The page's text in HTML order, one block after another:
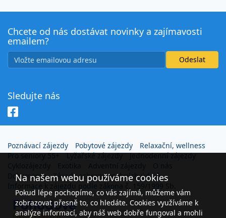
Chcete od nás dostávat novinky a zajímavosti
emailem?
Sledujte nás
Poznávací zájezdy Pobytové zájezdy
Relaxační, wellness
Pro seniory 55+
Lyžařské zájezdy
Jednodenní zájezdy
Dokumenty
Zásady ochrany osobních údajů
Informace k zájezdu podle zákona č. 159/1999 Sb.
Na našem webu používáme cookies
Pokud lépe pochopíme, co vás zajímá, můžeme vám
zobrazovat přesně to, co hledáte. Cookies využíváme k
analýze informací, aby náš web dobře fungoval a mohli